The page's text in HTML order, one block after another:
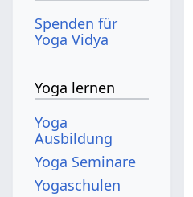
Spenden für
Yoga Vidya
Yoga lernen
Yoga
Ausbildung
Yoga Seminare
Yogaschulen